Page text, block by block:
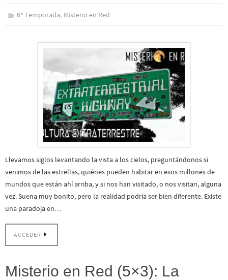
6º Temporada, Misterio en Red
Llevamos siglos levantando la vista a los cielos, preguntándonos si
venimos de las estrellas, quiénes pueden habitar en esos millones de
mundos que están ahí arriba, y si nos han visitado, o nos visitan, alguna
vez. Suena muy bonito, pero la realidad podría ser bien diferente. Existe
una paradoja en…
ACCEDER
Misterio en Red (5×3): La